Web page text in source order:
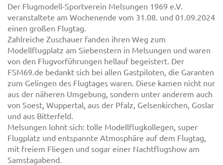
Der Flugmodell-Sportverein Melsungen 1969 e.V.
veranstaltete am Wochenende vom 31.08. und 01.09.2024
einen großen Flugtag.
Zahlreiche Zuschauer fanden ihren Weg zum
Modellflugplatz am Siebenstern in Melsungen und waren
von den Flugvorführungen hellauf begeistert. Der
FSM69.de bedankt sich bei allen Gastpiloten, die Garanten
zum Gelingen des Flugtages waren. Diese kamen nicht nur
aus der näheren Umgebung, sondern unter anderem auch
von Soest, Wuppertal, aus der Pfalz, Gelsenkirchen, Goslar
und aus Bitterfeld.
Melsungen lohnt sich: tolle Modellflugkollegen, super
Flugplatz und entspannte Atmosphäre auf dem Flugtag,
mit freiem Fliegen und sogar einer Nachtflugshow am
Samstagabend.